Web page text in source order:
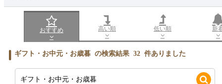
おすすめ 高い順 低い順 新
ギフト・お中元・お歳暮 の検索結果 32 件ありました